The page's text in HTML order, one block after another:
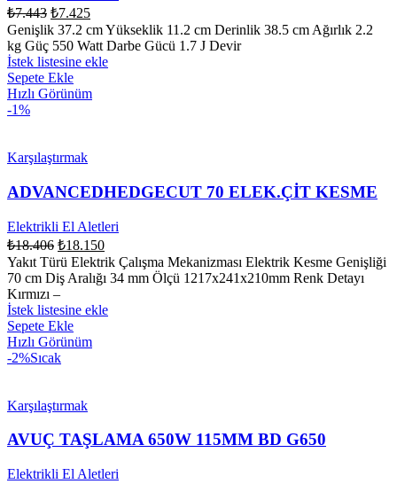
₺7.443 ₺7.425
Genişlik 37.2 cm Yükseklik 11.2 cm Derinlik 38.5 cm Ağırlık 2.2
kg Güç 550 Watt Darbe Gücü 1.7 J Devir
İstek listesine ekle
Sepete Ekle
Hızlı Görünüm
-1%
Karşılaştırmak
ADVANCEDHEDGECUT 70 ELEK.ÇİT KESME
Elektrikli El Aletleri
₺18.406 ₺18.150
Yakıt Türü Elektrik Çalışma Mekanizması Elektrik Kesme Genişliği
70 cm Diş Aralığı 34 mm Ölçü 1217x241x210mm Renk Detayı
Kırmızı –
İstek listesine ekle
Sepete Ekle
Hızlı Görünüm
-2%Sıcak
Karşılaştırmak
AVUÇ TAŞLAMA 650W 115MM BD G650
Elektrikli El Aletleri